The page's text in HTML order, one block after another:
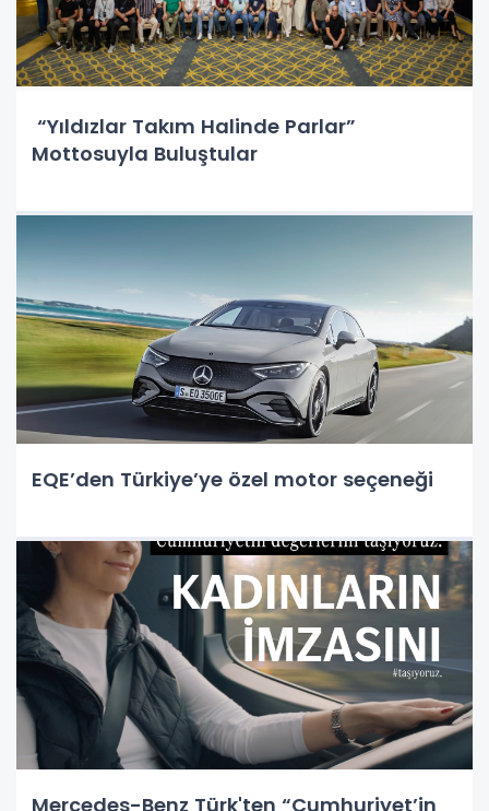
“Yıldızlar Takım Halinde Parlar”
Mottosuyla Buluştular
EQE’den Türkiye’ye özel motor seçeneği
Mercedes-Benz Türk'ten “Cumhuriyet’in